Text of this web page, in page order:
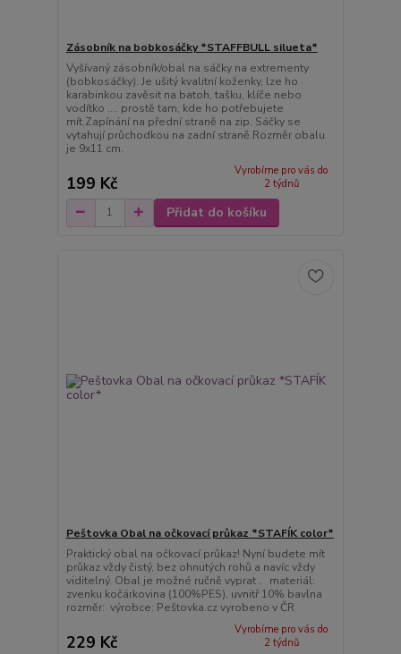
Zásobník na bobkosáčky *STAFFBULL silueta*
Vyšívaný zásobník/obal na sáčky na extrementy
(bobkosáčky). Je ušitý kvalitní koženky, lze ho
karabinkou zavěsit na batoh, tašku, klíče nebo
vodítko .... prostě tam, kde ho potřebujete
mít.Zapínání na přední straně na zip. Sáčky se
vytahují průchodkou na zadní straně.Rozměr obalu
je 9x11 cm.
199 Kč
Vyrobíme pro vás do
2 týdnů
Přidat do košíku
Peštovka Obal na očkovací průkaz *STAFÍK color*
Praktický obal na očkovací průkaz! Nyní budete mít
průkaz vždy čistý, bez ohnutých rohů a navíc vždy
viditelný. Obal je možné ručně vyprat . materiál:
zvenku kočárkovina (100%PES), uvnitř 10% bavlna
rozměr: výrobce: Peštovka.cz vyrobeno v ČR
229 Kč
Vyrobíme pro vás do
2 týdnů